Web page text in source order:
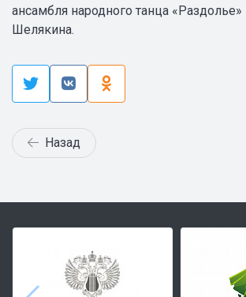
ансамбля народного танца
Шелякина.
Назад